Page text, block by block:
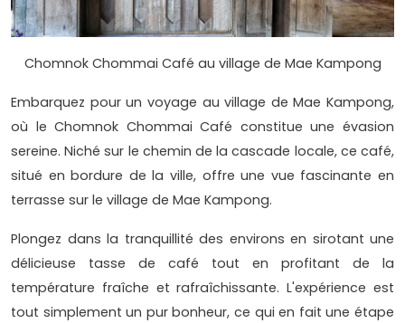
Chomnok Chommai Café au village de Mae Kampong
Embarquez pour un voyage au village de Mae Kampong,
où le Chomnok Chommai Café constitue une évasion
sereine. Niché sur le chemin de la cascade locale, ce café,
situé en bordure de la ville, offre une vue fascinante en
terrasse sur le village de Mae Kampong.
Plongez dans la tranquillité des environs en sirotant une
délicieuse tasse de café tout en profitant de la
température fraîche et rafraîchissante. L'expérience est
tout simplement un pur bonheur, ce qui en fait une étape